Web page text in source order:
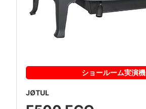
ショールーム実演機
JØTUL